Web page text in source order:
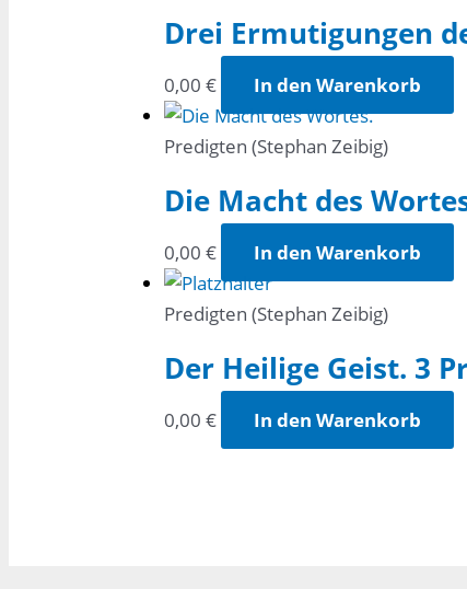
Drei Ermutigungen
0,00 € In den Warenkorb
Predigten (Stephan Zeibig)
Die Macht des
0,00 € In den Warenkorb
Predigten (Stephan Zeibig)
Der Heilige Geist. 3
0,00 € In den Warenkorb